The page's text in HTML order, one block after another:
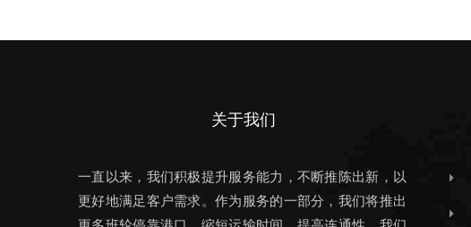
关于我们
一直以来，我们积极提升服务能力，不断推陈出新，以
更好地满足客户需求。作为服务的一部分，我们将推出